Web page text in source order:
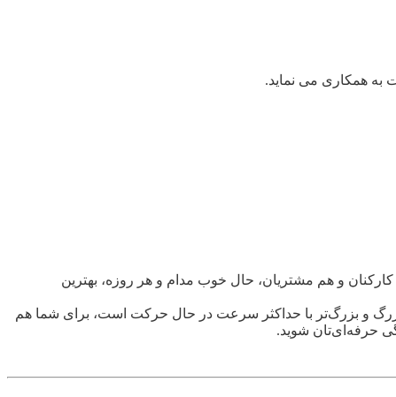
به همکاری می نماید.
کارکنان و هم مشتریان، حال خوب مدام و هر روزه، بهترین
بزرگ و بزرگ‌تر با حداکثر سرعت در حال حرکت است، برای شما هم
حرفه‌ای‌تان شوید.